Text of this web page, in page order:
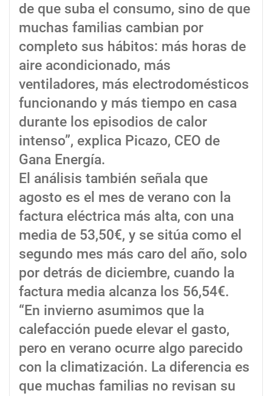
de que suba el consumo, sino de que
muchas familias cambian por
completo sus hábitos: más horas de
aire acondicionado, más
ventiladores, más electrodomésticos
funcionando y más tiempo en casa
durante los episodios de calor
intenso”, explica Picazo, CEO de
Gana Energía.
El análisis también señala que
agosto es el mes de verano con la
factura eléctrica más alta, con una
media de 53,50€, y se sitúa como el
segundo mes más caro del año, solo
por detrás de diciembre, cuando la
factura media alcanza los 56,54€.
“En invierno asumimos que la
calefacción puede elevar el gasto,
pero en verano ocurre algo parecido
con la climatización. La diferencia es
que muchas familias no revisan su